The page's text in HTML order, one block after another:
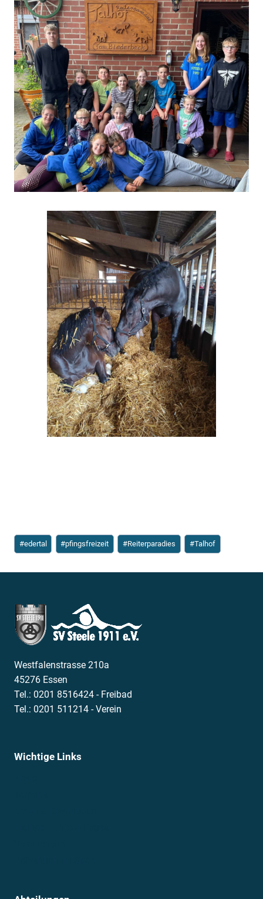
Schlagworte:
#edertal #pfingsfreizeit #Reiterparadies #Talhof
Westfalenstrasse 210a
45276 Essen
Tel.: 0201 8516424 - Freibad
Tel.: 0201 511214 - Verein
Wichtige Links